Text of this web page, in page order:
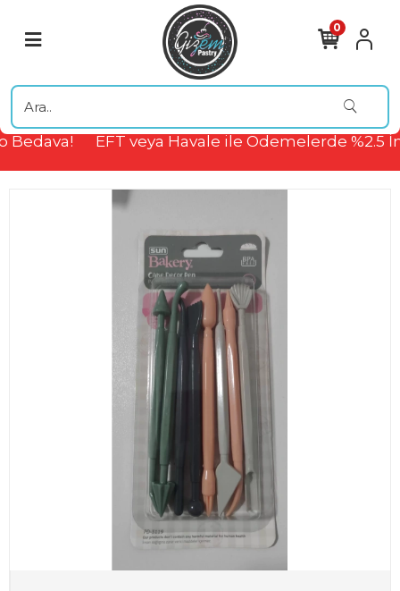
EFT veya Havale ile Ödemelerde %2.5
0